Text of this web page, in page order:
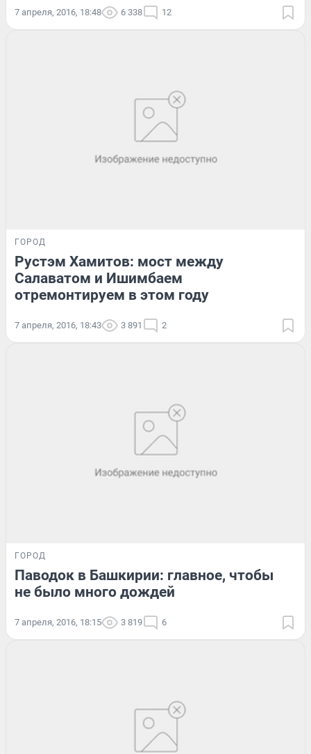
7 апреля, 2016, 18:48 6 338 12
ГОРОД
Рустэм Хамитов: мост между
Салаватом и Ишимбаем
отремонтируем в этом году
7 апреля, 2016, 18:43 3 891 2
ГОРОД
Паводок в Башкирии: главное, чтобы
не было много дождей
7 апреля, 2016, 18:15 3 819 6